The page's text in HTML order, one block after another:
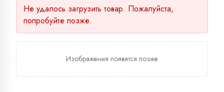
Не удалось загрузить товар. Пожалуйста,
попробуйте позже.
Изображения появятся позже